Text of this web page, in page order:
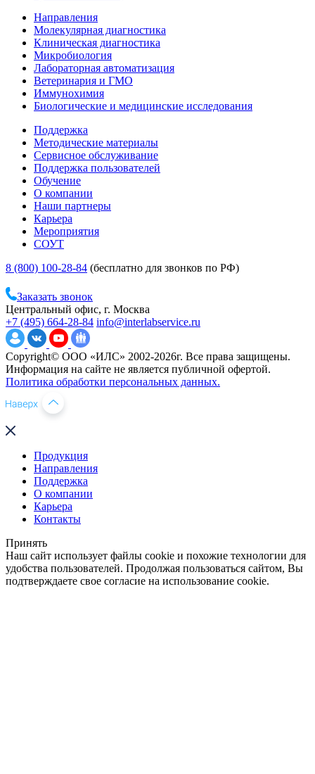
Направления
Молекулярная диагностика
Клиническая диагностика
Микробиология
Лабораторная автоматизация
Ветеринария и ГМО
Иммунохимия
Биологические и медицинские исследования
Поддержка
Методические материалы
Сервисное обслуживание
Поддержка пользователей
Обучение
О компании
Наши партнеры
Карьера
Мероприятия
СОУТ
8 (800) 100-28-84 (бесплатно для звонков по РФ)
Заказать звонок
Центральный офис, г. Москва
+7 (495) 664-28-84 info@interlabservice.ru
Copyright© ООО «ИЛС» 2002-2026г. Все права защищены.
Информация на сайте не является публичной офертой.
Политика обработки персональных данных.
Продукция
Направления
Поддержка
О компании
Карьера
Контакты
Принять
Наш сайт использует файлы cookie и похожие технологии для
удобства пользователей. Продолжая пользоваться сайтом, Вы
подтверждаете свое согласие на использование cookie.